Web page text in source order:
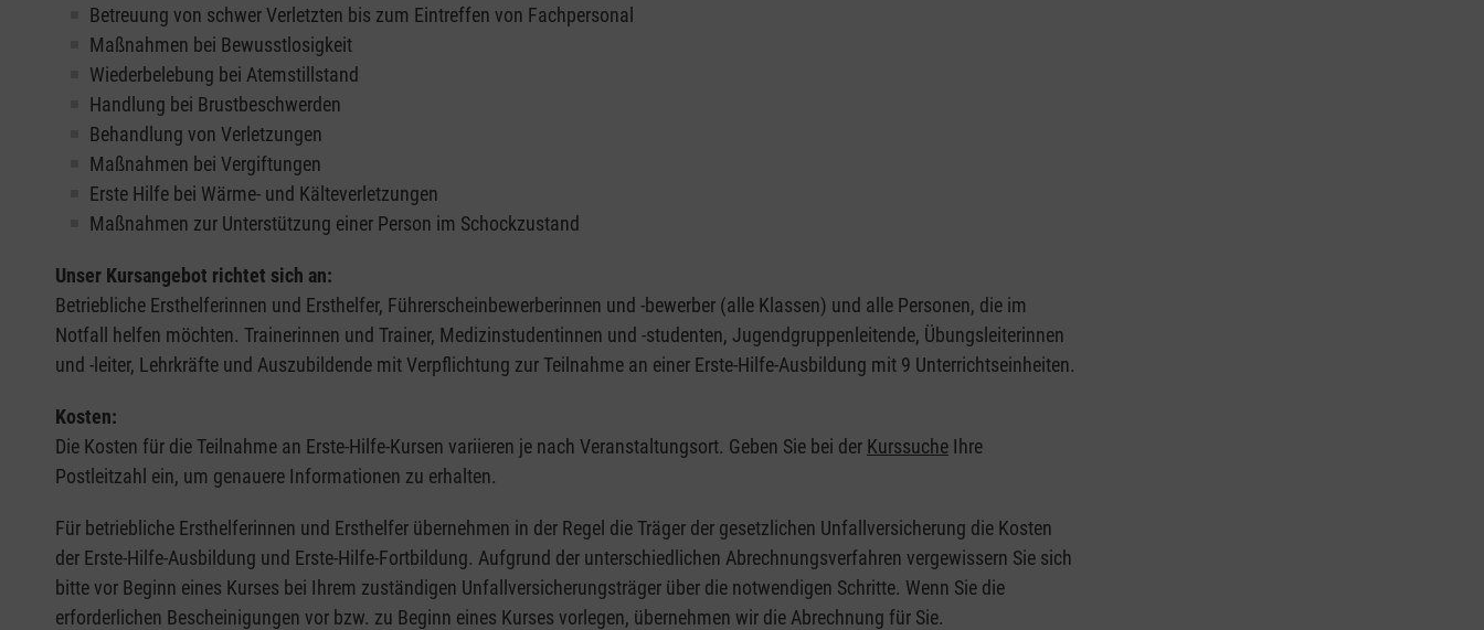
Betreuung von schwer Verletzten bis zum Eintreffen von Fachpersonal
Maßnahmen bei Bewusstlosigkeit
Wiederbelebung bei Atemstillstand
Handlung bei Brustbeschwerden
Behandlung von Verletzungen
Maßnahmen bei Vergiftungen
Erste Hilfe bei Wärme- und Kälteverletzungen
Maßnahmen zur Unterstützung einer Person im Schockzustand
Unser Kursangebot richtet sich an:
Betriebliche Ersthelferinnen und Ersthelfer, Führerscheinbewerberinnen und -bewerber (alle Klassen) und alle Personen, die im
Notfall helfen möchten. Trainerinnen und Trainer, Medizinstudentinnen und -studenten, Jugendgruppenleitende, Übungsleiterinnen
und -leiter, Lehrkräfte und Auszubildende mit Verpflichtung zur Teilnahme an einer Erste-Hilfe-Ausbildung mit 9 Unterrichtseinheiten.
Kosten:
Die Kosten für die Teilnahme an Erste-Hilfe-Kursen variieren je nach Veranstaltungsort. Geben Sie bei der Kurssuche Ihre
Postleitzahl ein, um genauere Informationen zu erhalten.
Für betriebliche Ersthelferinnen und Ersthelfer übernehmen in der Regel die Träger der gesetzlichen Unfallversicherung die Kosten
der Erste-Hilfe-Ausbildung und Erste-Hilfe-Fortbildung. Aufgrund der unterschiedlichen Abrechnungsverfahren vergewissern Sie sich
bitte vor Beginn eines Kurses bei Ihrem zuständigen Unfallversicherungsträger über die notwendigen Schritte. Wenn Sie die
erforderlichen Bescheinigungen vor bzw. zu Beginn eines Kurses vorlegen, übernehmen wir die Abrechnung für Sie.